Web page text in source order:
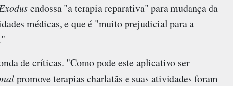
Exodusendossa "a terapia reparativa" para mudança da
médicas, e que é "muito prejudicial para a
de críticas. "Como pode este aplicativo ser
promove terapias charlatãs e suas atividades foram